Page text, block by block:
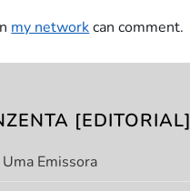
my networkcan comment.
[EDITORIAL]
Emissora